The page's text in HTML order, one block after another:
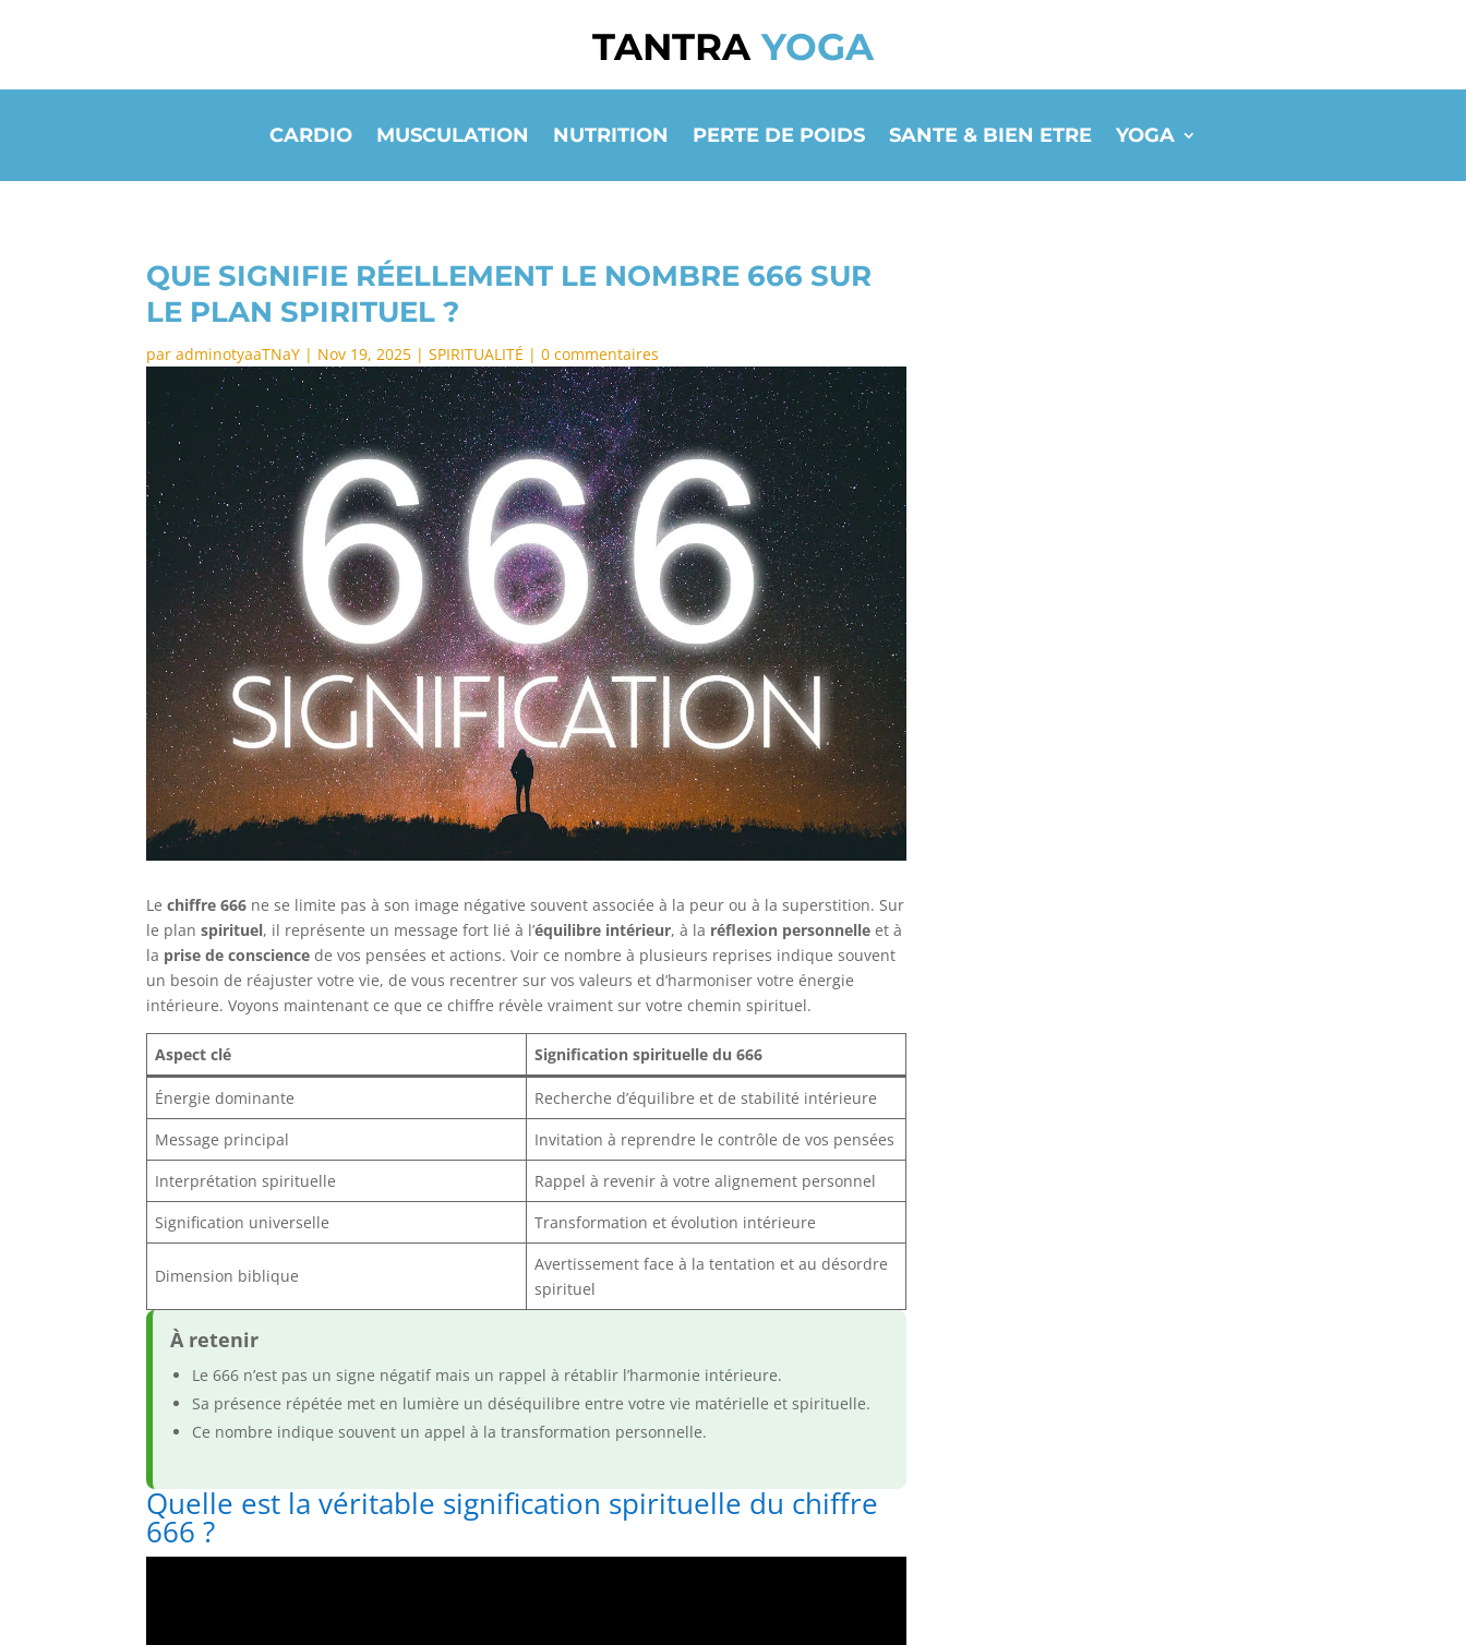
TANTRAYOGA
CARDIO MUSCULATION NUTRITION PERTE DE POIDS SANTE & BIEN ETRE YOGA
QUE SIGNIFIE RÉELLEMENT LE NOMBRE 666 SUR
LE PLAN SPIRITUEL ?
paradminotyaaTNaY | Nov 19, 2025 |SPIRITUALITÉ |0 commentaires
Lechiffre 666 ne se limite pas à son image négative souvent associée à la peur ou à la superstition. Sur
le planspirituel, il représente un message fort lié à l’équilibre intérieur, à la réflexion personnelle et à
la prise de conscience de vos pensées et actions. Voir ce nombre à plusieurs reprises indique souvent
un besoin de réajuster votre vie, de vous recentrer sur vos valeurs et d’harmoniser votre énergie
intérieure. Voyons maintenant ce que ce chiffre révèle vraiment sur votre chemin spirituel.
Aspect clé Signification spirituelle du 666
Énergie dominante
Recherche d’équilibre et de stabilité intérieure
Message principal
Invitation à reprendre le contrôle de vos pensées
Interprétation spirituelle
Rappel à revenir à votre alignement personnel
Signification universelle
Transformation et évolution intérieure
Dimension biblique
Avertissement face à la tentation et au désordre
spirituel
À retenir
Le 666 n’est pas un signe négatif mais un rappel à rétablir l’harmonie intérieure.
Sa présence répétée met en lumière un déséquilibre entre votre vie matérielle et spirituelle.
Ce nombre indique souvent un appel à la transformation personnelle.
Quelle est la véritable signification spirituelle du chiffre
666 ?